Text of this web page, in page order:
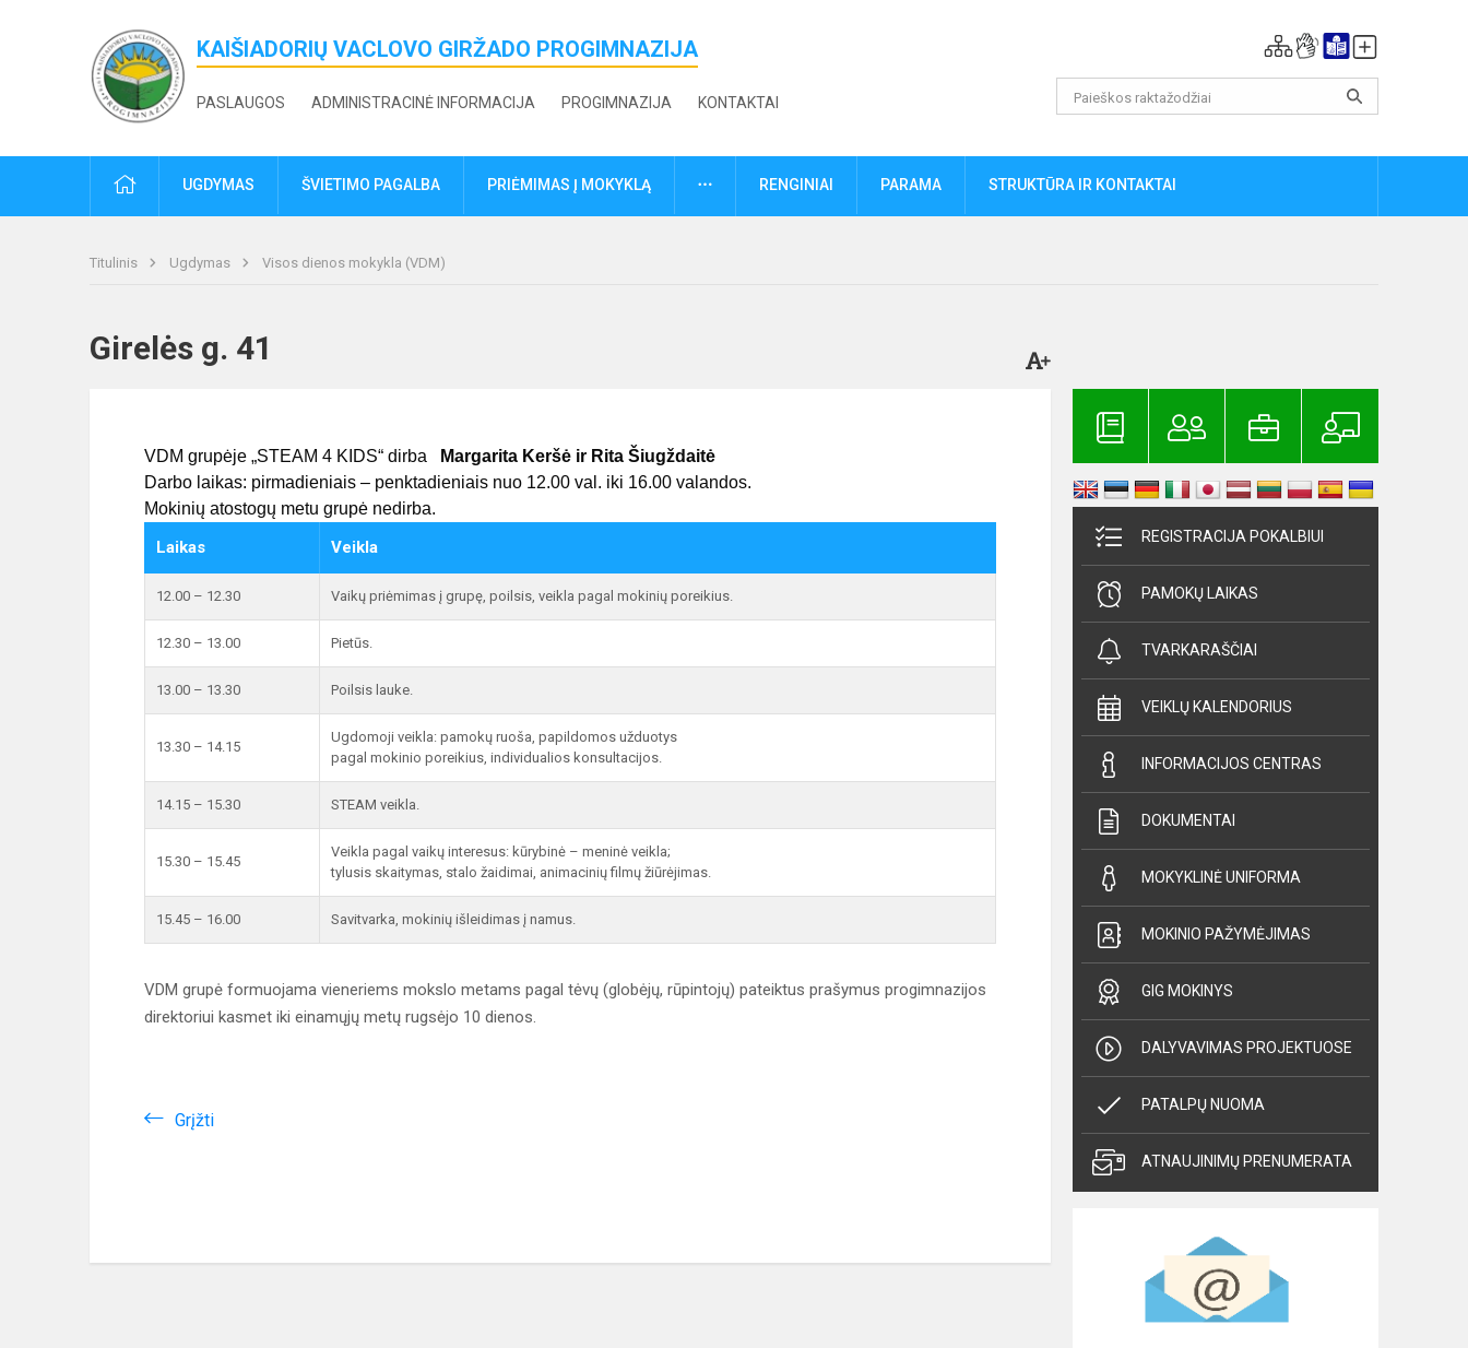
KAIŠIADORIŲ VACLOVO GIRŽADO PROGIMNAZIJA
PASLAUGOS ADMINISTRACINĖ INFORMACIJA PROGIMNAZIJA KONTAKTAI
PRADŽIAUGDYMAS ŠVIETIMO PAGALBA PRIĖMIMAS Į MOKYKLĄ DAUGIAURENGINIAI PARAMA STRUKTŪRA IR KONTAKTAI
Titulinis Ugdymas Visos dienos mokykla (VDM)
Girelės g. 41
VDM grupėje „STEAM 4 KIDS“ dirba
Margarita Keršė ir Rita Šiugždaitė
Darbo laikas: pirmadieniais – penktadieniais nuo 12.00 val. iki 16.00 valandos.
Mokinių atostogų metu grupė nedirba.
Laikas Veikla
12.00 – 12.30 Vaikų priėmimas į grupę, poilsis, veikla pagal mokinių poreikius.
12.30 – 13.00 Pietūs.
13.00 – 13.30 Poilsis lauke.
13.30 – 14.15
Ugdomoji veikla: pamokų ruoša, papildomos užduotys
pagal mokinio poreikius, individualios konsultacijos.
14.15 – 15.30 STEAM veikla.
15.30 – 15.45
Veikla pagal vaikų interesus: kūrybinė – meninė veikla;
tylusis skaitymas, stalo žaidimai, animacinių filmų žiūrėjimas.
15.45 – 16.00 Savitvarka, mokinių išleidimas į namus.
VDM grupė formuojama vieneriems mokslo metams pagal tėvų (globėjų, rūpintojų) pateiktus prašymus progimnazijos
direktoriui kasmet iki einamųjų metų rugsėjo 10 dienos.
Grįžti
REGISTRACIJA POKALBIUI
PAMOKŲ LAIKAS
TVARKARAŠČIAI
VEIKLŲ KALENDORIUS
INFORMACIJOS CENTRAS
DOKUMENTAI
MOKYKLINĖ UNIFORMA
MOKINIO PAŽYMĖJIMAS
GIG MOKINYS
DALYVAVIMAS PROJEKTUOSE
PATALPŲ NUOMA
ATNAUJINIMŲ PRENUMERATA